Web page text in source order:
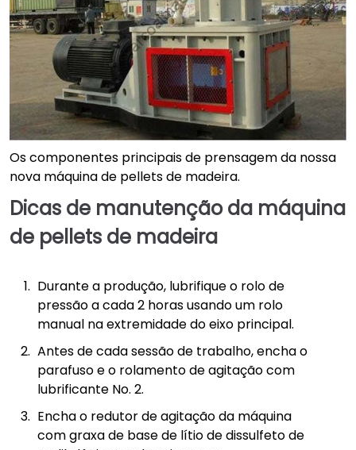
Os componentes principais de prensagem da nossa
nova máquina de pellets de madeira.
Dicas de manutenção da máquina
de pellets de madeira
Durante a produção, lubrifique o rolo de
pressão a cada 2 horas usando um rolo
manual na extremidade do eixo principal.
Antes de cada sessão de trabalho, encha o
parafuso e o rolamento de agitação com
lubrificante No. 2.
Encha o redutor de agitação da máquina
com graxa de base de lítio de dissulfeto de